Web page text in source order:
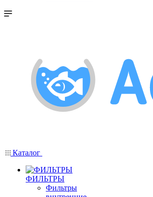
Каталог
ФИЛЬТРЫ
Фильтры